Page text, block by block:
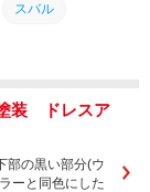
スバル
装 ドレスア
部の黒い部分(ウ
ーと同色にした